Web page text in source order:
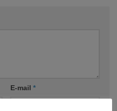
E-mail *